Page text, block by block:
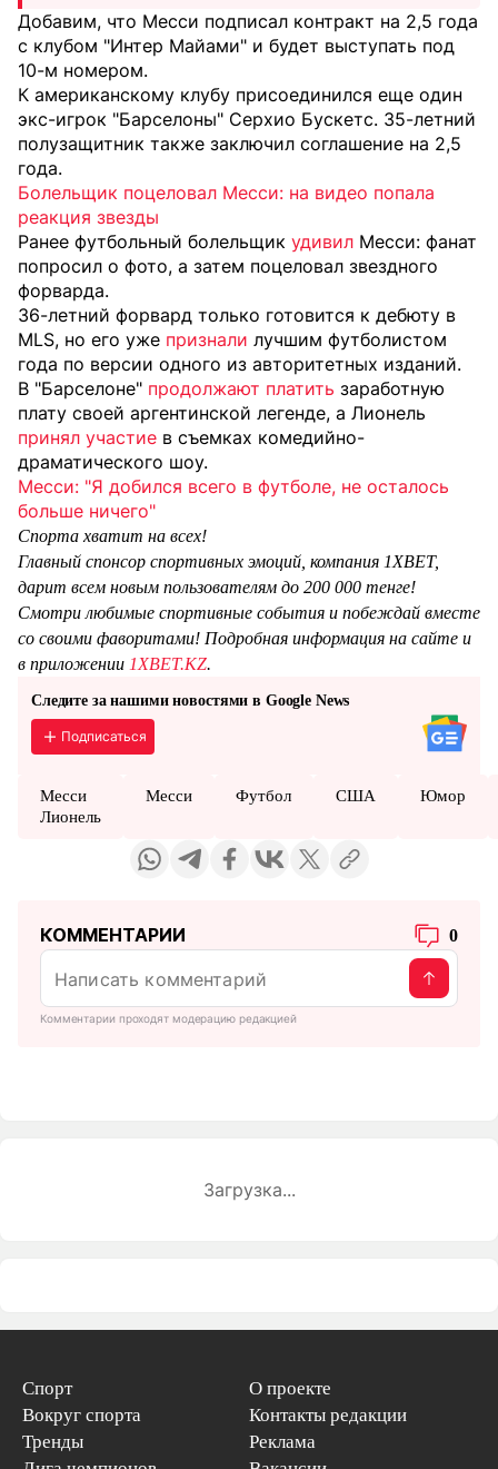
Добавим, что Месси подписал контракт на 2,5 года
с клубом "Интер Майами" и будет выступать под
10-м номером.
К американскому клубу присоединился еще один
экс-игрок "Барселоны" Серхио Бускетс. 35-летний
полузащитник также заключил соглашение на 2,5
года.
Болельщик поцеловал Месси: на видео попала
реакция звезды
Ранее футбольный болельщик удивил Месси: фанат
попросил о фото, а затем поцеловал звездного
форварда.
36-летний форвард только готовится к дебюту в
MLS, но его уже признали лучшим футболистом
года по версии одного из авторитетных изданий.
В "Барселоне" продолжают платить заработную
плату своей аргентинской легенде, а Лионель
принял участие в съемках комедийно-
драматического шоу.
Месси: "Я добился всего в футболе, не осталось
больше ничего"
Спорта хватит на всех!
Главный спонсор спортивных эмоций, компания 1XBET,
дарит всем новым пользователям до 200 000 тенге!
Смотри любимые спортивные события и побеждай вместе
со своими фаворитами! Подробная информация на сайте и
в приложении 1XBET.KZ.
Следите за нашими новостями в Google News
Подписаться
Месси
Лионель
Месси Футбол США Юмор
КОММЕНТАРИИ 0
Комментарии проходят модерацию редакцией
Загрузка...
Спорт
Вокруг спорта
Тренды
О проекте
Контакты редакции
Реклама